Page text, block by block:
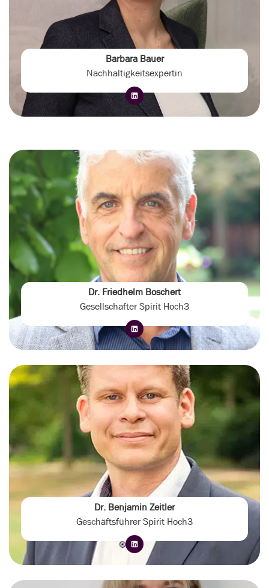
Barbara Bauer
Nachhaltigkeitsexpertin
Dr. Friedhelm Boschert
Gesellschafter Spirit Hoch3
Dr. Benjamin Zeitler
Geschäftsführer Spirit Hoch3